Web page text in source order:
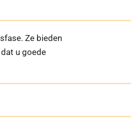
Ze bieden
u goede